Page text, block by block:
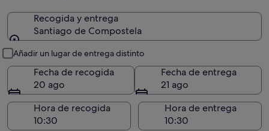
Recogida y entrega
Santiago de Compostela
Añadir un lugar de entrega distinto
Fecha de recogida
20 ago
Fecha de entrega
21 ago
Hora de recogida
Hora de entrega